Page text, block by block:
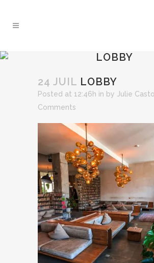
LOBBY
24 JUIL LOBBY
Posted at 12:46h in by Julie
Comments